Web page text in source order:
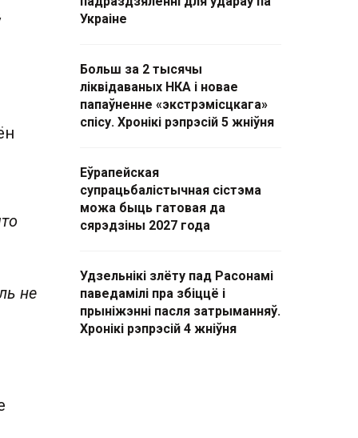
не
Украіне
Больш за 2 тысячы
ліквідаваных НКА і новае
папаўненне «экстрэмісцкага»
спісу. Хронікі рэпрэсій 5 жніўня
Еўрапейская
супрацьбалістычная сістэма
можа быць гатовая да
сярэдзіны 2027 года
Удзельнікі злёту пад Расонамі
паведамілі пра збіццё і
прыніжэнні пасля затрыманняў.
Хронікі рэпрэсій 4 жніўня